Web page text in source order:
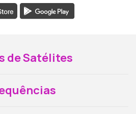
de Satélites